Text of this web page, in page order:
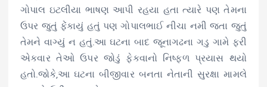
ગોપાલ ઇટલીયા ભાષણ આપી રહયા હતા ત્યારે પણ તેમના
ઉપર જુતું ફેંકાયું હતું પણ ગોપાલભાઈ નીચા નમી જતા જુતું
તેમને વાગ્યું ન હતું.આ ઘટના બાદ જૂનાગઢના ગડુ ગામે ફરી
એકવાર તેઓ ઉપર જોડું ફેકવાનો નિષ્ફળ પ્રયાસ થયો
હતો.જોકે,આ ઘટના બીજીવાર બનતા નેતાની સુરક્ષા મામલે